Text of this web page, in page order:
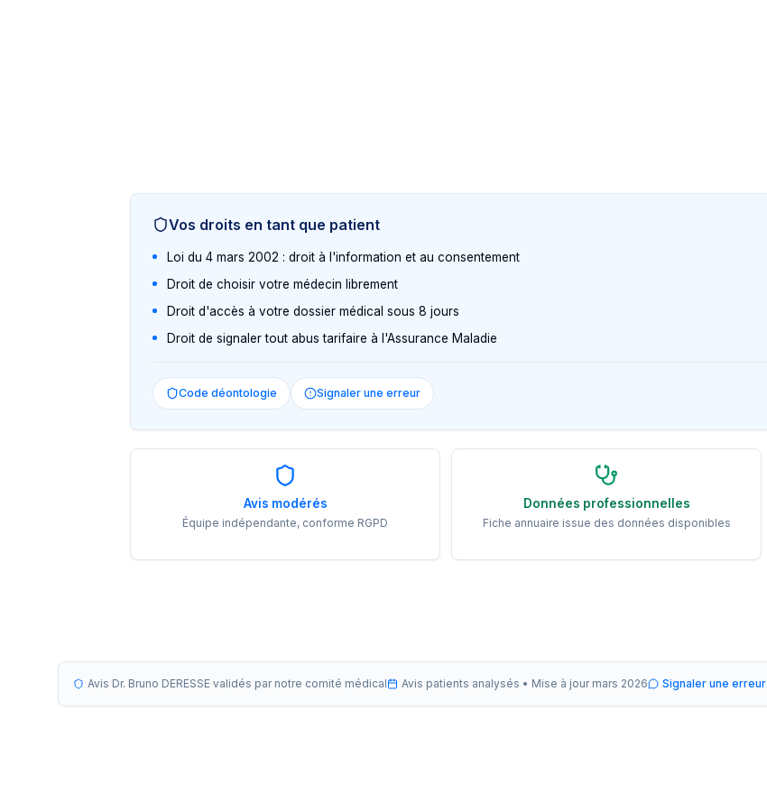
Vos droits en tant que patient
Loi du 4 mars 2002 : droit à l'information et au consentement
Droit de choisir votre médecin librement
Droit d'accès à votre dossier médical sous 8 jours
Droit de signaler tout abus tarifaire à l'Assurance Maladie
Code déontologie Signaler une erreur
Avis modérés
Équipe indépendante, conforme RGPD
Données professionnelles
Fiche annuaire issue des données disponibles
Avis Dr. Bruno DERESSE validés par notre comité médical Avis patients analysés • Mise à jour mars 2026 Signaler une erreur